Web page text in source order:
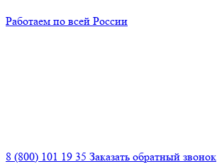
Работаем по всей России
8 (800) 101 19 35 Заказать обратный звонок